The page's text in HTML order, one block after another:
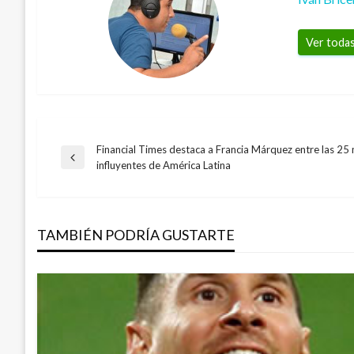
Ver
Navegación
entradas
Entrada
Financial Times destaca a Francia Márquez entre las 25
influyentes de América Latina
TAMBIÉN PODRÍA GUSTARTE